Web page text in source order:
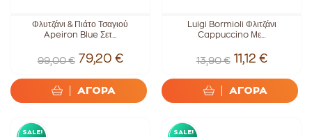
Φλυτζάνι & Πιάτο Τσαγιού
Apeiron Blue Σετ...
99,00 € 79,20 €
ΑΓΟΡΑ
Luigi Bormioli Φλιτζάνι
Cappuccino Με...
13,90 € 11,12 €
ΑΓΟΡΑ
SALE!
SALE!